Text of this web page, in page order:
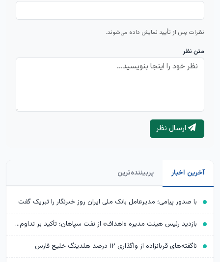
نظرات پس از تأیید نمایش داده می‌شوند.
متن نظر
ارسال نظر
آخرین اخبار پربیننده‌ترین
با صدور پیامی؛ مدیرعامل بانک ملی ایران روز خبرنگار را تبریک گفت
بازدید رئیس هیئت مدیره «اهداف» از نفت سپاهان؛ تأکید بر تداوم حمایت از شرکت های تابعه
ناگفته‌های قربانزاده از واگذاری ۱۲ درصد هلدینگ خلیج فارس